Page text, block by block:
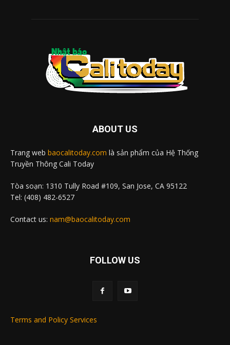
ABOUT US
Trang web baocalitoday.com là sản phẩm của Hệ Thống
Truyền Thông Cali Today
Tòa soạn: 1310 Tully Road #109, San Jose, CA 95122
Tel: (408) 482-6527
Contact us: nam@baocalitoday.com
FOLLOW US
Terms and Policy Services